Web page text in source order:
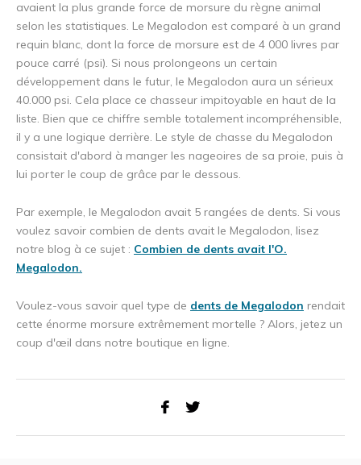
avaient la plus grande force de morsure du règne animal
selon les statistiques. Le Megalodon est comparé à un grand
requin blanc, dont la force de morsure est de 4 000 livres par
pouce carré (psi). Si nous prolongeons un certain
développement dans le futur, le Megalodon aura un sérieux
40.000 psi. Cela place ce chasseur impitoyable en haut de la
liste. Bien que ce chiffre semble totalement incompréhensible,
il y a une logique derrière. Le style de chasse du Megalodon
consistait d'abord à manger les nageoires de sa proie, puis à
lui porter le coup de grâce par le dessous.
Par exemple, le Megalodon avait 5 rangées de dents. Si vous
voulez savoir combien de dents avait le Megalodon, lisez
notre blog à ce sujet : Combien de dents avait l'O.
Megalodon.
Voulez-vous savoir quel type de dents de Megalodon rendait
cette énorme morsure extrêmement mortelle ? Alors, jetez un
coup d'œil dans notre boutique en ligne.